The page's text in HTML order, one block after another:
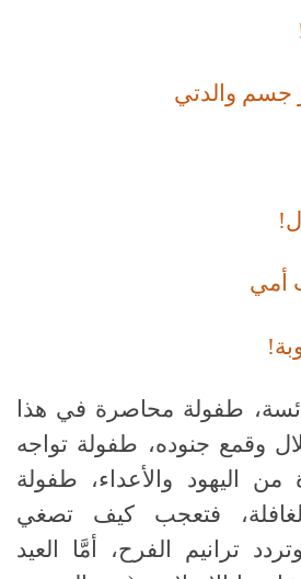
جسم والدتي
أمي
طفولة محاصرة في هذا
وقمع جنوده، طفولة تواجه
من اليهود والأعداء، طفولة
فتعجب كيف تصغي
ترانيم الفرح، أمَّا العيد